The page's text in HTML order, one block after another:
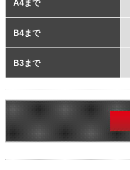
A4まで
B4まで
B3まで